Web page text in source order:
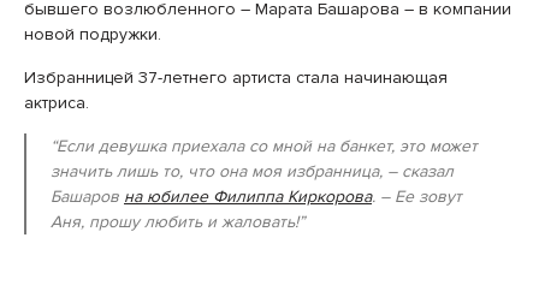
бывшего возлюбленного – Марата Башарова – в компании
новой подружки.
Избранницей 37-летнего артиста стала начинающая
актриса.
“Если девушка приехала со мной на банкет, это может
значить лишь то, что она моя избранница, – сказал
Башаров на юбилее Филиппа Киркорова. – Ее зовут
Аня, прошу любить и жаловать!”